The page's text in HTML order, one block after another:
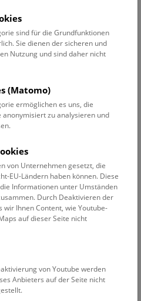
Show: Dinosaurier
die Welt der Saurier. Die
macht es möglich, die
hautnah zu erleben!
NHM WIEN
11:15 – 11:45
stecken voller
im und am Wasser
du die Wildnis hören?
sind für die Grundfunktionen
Sie dienen der sicheren und
Nutzung und sind daher nicht
(Matomo)
ermöglichen es uns, die
anonymisiert zu analysieren und
von Unternehmen gesetzt, die
EU-Ländern haben können. Diese
Informationen unter Umständen
Durch Deaktivieren der
wir Ihnen Content, wie Youtube-
auf dieser Seite nicht
von Youtube werden
Anbieters auf der Seite nicht